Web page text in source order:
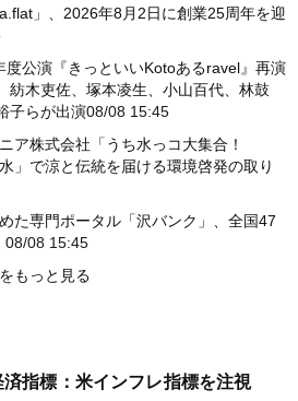
」、2026年8月2日に創業25周年を迎
公演『きっといいKotoあるravel』再演
紡木吏佐、塚本凌生、小山百代、林鼓
子らが出演08/08 15:45
ア株式会社「うち水っコ大集合！
」で涼と伝統を届ける環境啓発の取り
た専門ポータル「沢バンク」、全国47
08/08 15:45
もっと見る
済指標：米インフレ指標を注視